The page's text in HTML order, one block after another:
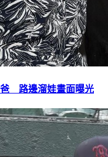
爸 路邊溜娃畫面曝光